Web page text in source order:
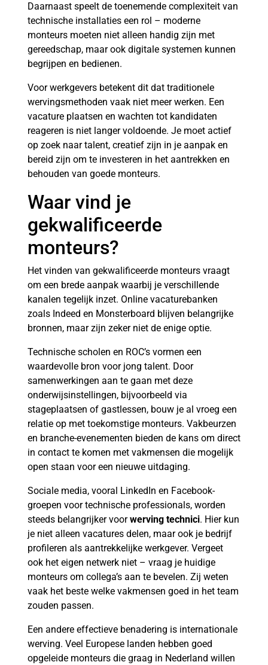
Daarnaast speelt de toenemende complexiteit van
technische installaties een rol – moderne
monteurs moeten niet alleen handig zijn met
gereedschap, maar ook digitale systemen kunnen
begrijpen en bedienen.
Voor werkgevers betekent dit dat traditionele
wervingsmethoden vaak niet meer werken. Een
vacature plaatsen en wachten tot kandidaten
reageren is niet langer voldoende. Je moet actief
op zoek naar talent, creatief zijn in je aanpak en
bereid zijn om te investeren in het aantrekken en
behouden van goede monteurs.
Waar vind je
gekwalificeerde
monteurs?
Het vinden van gekwalificeerde monteurs vraagt
om een brede aanpak waarbij je verschillende
kanalen tegelijk inzet. Online vacaturebanken
zoals Indeed en Monsterboard blijven belangrijke
bronnen, maar zijn zeker niet de enige optie.
Technische scholen en ROC’s vormen een
waardevolle bron voor jong talent. Door
samenwerkingen aan te gaan met deze
onderwijsinstellingen, bijvoorbeeld via
stageplaatsen of gastlessen, bouw je al vroeg een
relatie op met toekomstige monteurs. Vakbeurzen
en branche-evenementen bieden de kans om direct
in contact te komen met vakmensen die mogelijk
open staan voor een nieuwe uitdaging.
Sociale media, vooral LinkedIn en Facebook-
groepen voor technische professionals, worden
steeds belangrijker voorwerving technici. Hier kun
je niet alleen vacatures delen, maar ook je bedrijf
profileren als aantrekkelijke werkgever. Vergeet
ook het eigen netwerk niet – vraag je huidige
monteurs om collega’s aan te bevelen. Zij weten
vaak het beste welke vakmensen goed in het team
zouden passen.
Een andere effectieve benadering is internationale
werving. Veel Europese landen hebben goed
opgeleide monteurs die graag in Nederland willen